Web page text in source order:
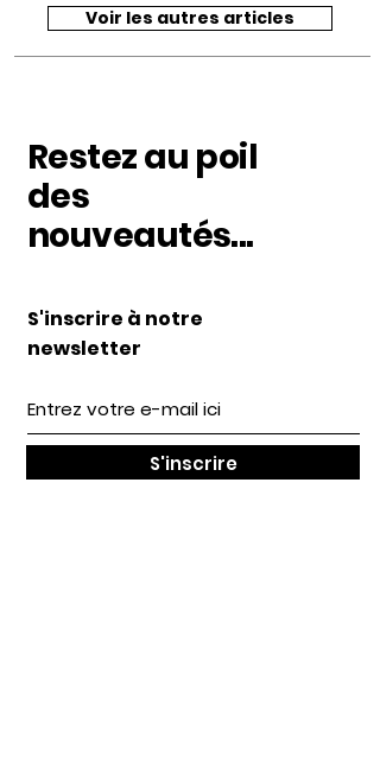
Voir les autres articles
Restez au poil
des
nouveautés...
S'inscrire à notre
newsletter
S'inscrire